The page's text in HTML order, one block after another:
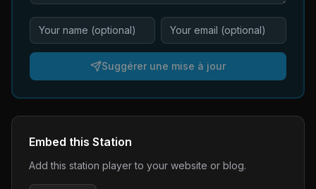
Suggérer une mise à jour
Embed this Station
Add this station player to your website or blog.